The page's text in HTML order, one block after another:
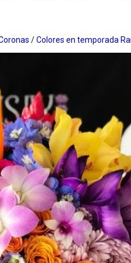
/Colores en temporada